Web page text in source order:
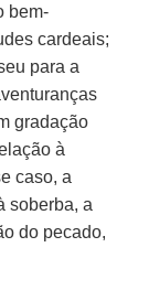
bem-
cardeais;
para a
gradação
à
caso, a
soberba, a
do pecado,